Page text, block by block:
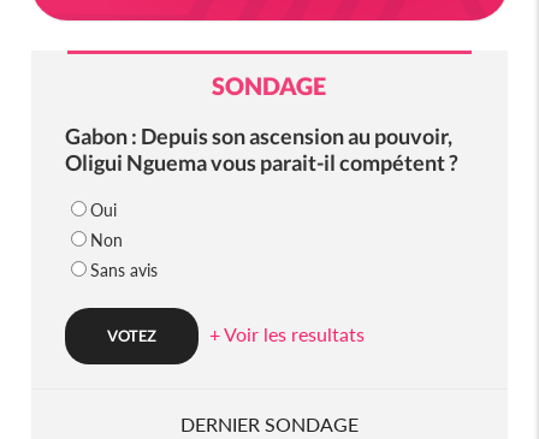
SONDAGE
Gabon : Depuis son ascension au pouvoir,
Oligui Nguema vous parait-il compétent ?
Oui
Non
Sans avis
+ Voir les resultats
DERNIER SONDAGE